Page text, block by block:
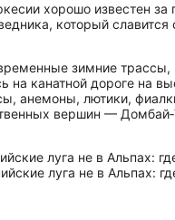
хорошо известен
который
зимние
на канатной дороге на
анемоны, лютики,
вершин —